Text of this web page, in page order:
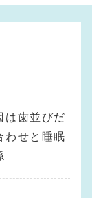
は歯並びだ
わせと睡眠